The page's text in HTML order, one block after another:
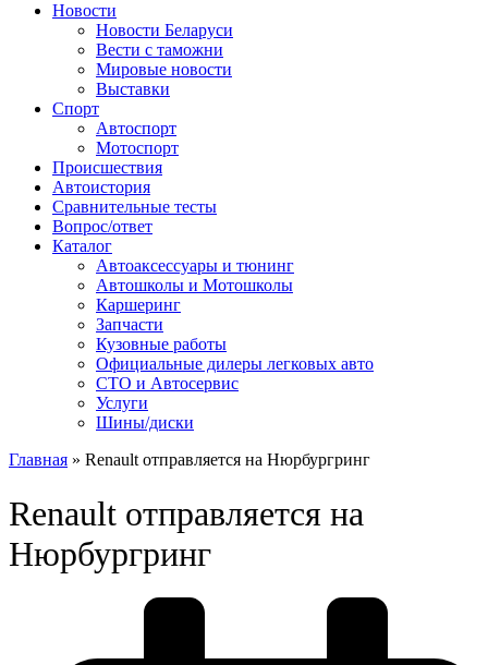
Сайт про автомобили
Новости
Новости Беларуси
Вести с таможни
Мировые новости
Выставки
Спорт
Автоспорт
Мотоспорт
Происшествия
Автоистория
Сравнительные тесты
Вопрос/ответ
Каталог
Автоакcессуары и тюнинг
Автошколы и Мотошколы
Каршеринг
Запчасти
Кузовные работы
Официальные дилеры легковых авто
СТО и Автосервис
Услуги
Шины/диски
Главная » Renault отправляется на Нюрбургринг
Renault отправляется на
Нюрбургринг